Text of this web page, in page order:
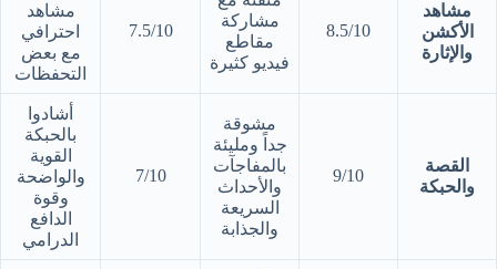
مشاهد
الأكشن
والإثارة
8.5/10
مشاركة
مقاطع
فيديو كثيرة
7.5/10
مشاهد
احترافي
مع بعض
التحفظات
القصة
والحبكة
9/10
مشوقة
جداً ومليئة
بالمفاجآت
والأحداث
السريعة
والجذابة
7/10
أشادوا
بالحبكة
القوية
والواضحة
وقوة
الدافع
الدرامي